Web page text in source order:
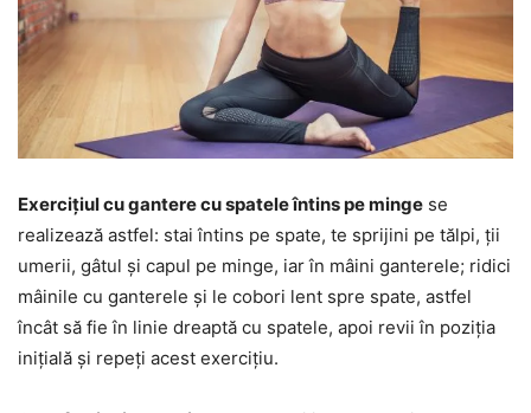
Exercițiul cu gantere cu spatele întins pe minge se
realizează astfel: stai întins pe spate, te sprijini pe tălpi, ții
umerii, gâtul și capul pe minge, iar în mâini ganterele; ridici
mâinile cu ganterele și le cobori lent spre spate, astfel
încât să fie în linie dreaptă cu spatele, apoi revii în poziția
inițială și repeți acest exercițiu.